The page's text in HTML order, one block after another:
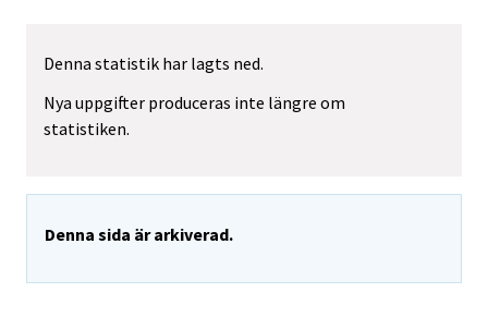
Denna statistik har lagts ned.
Nya uppgifter produceras inte längre om
statistiken.
Denna sida är arkiverad.